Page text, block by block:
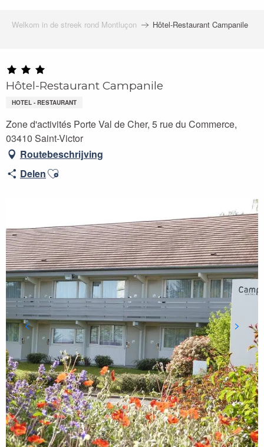
Welkom in de streek rond Montluçon Hôtel-Restaurant Campanile
Hôtel-Restaurant Campanile
HOTEL - RESTAURANT
Zone d'activités Porte Val de Cher, 5 rue du Commerce,
03410 Saint-Victor
Routebeschrijving
DelenAjouter aux favoris